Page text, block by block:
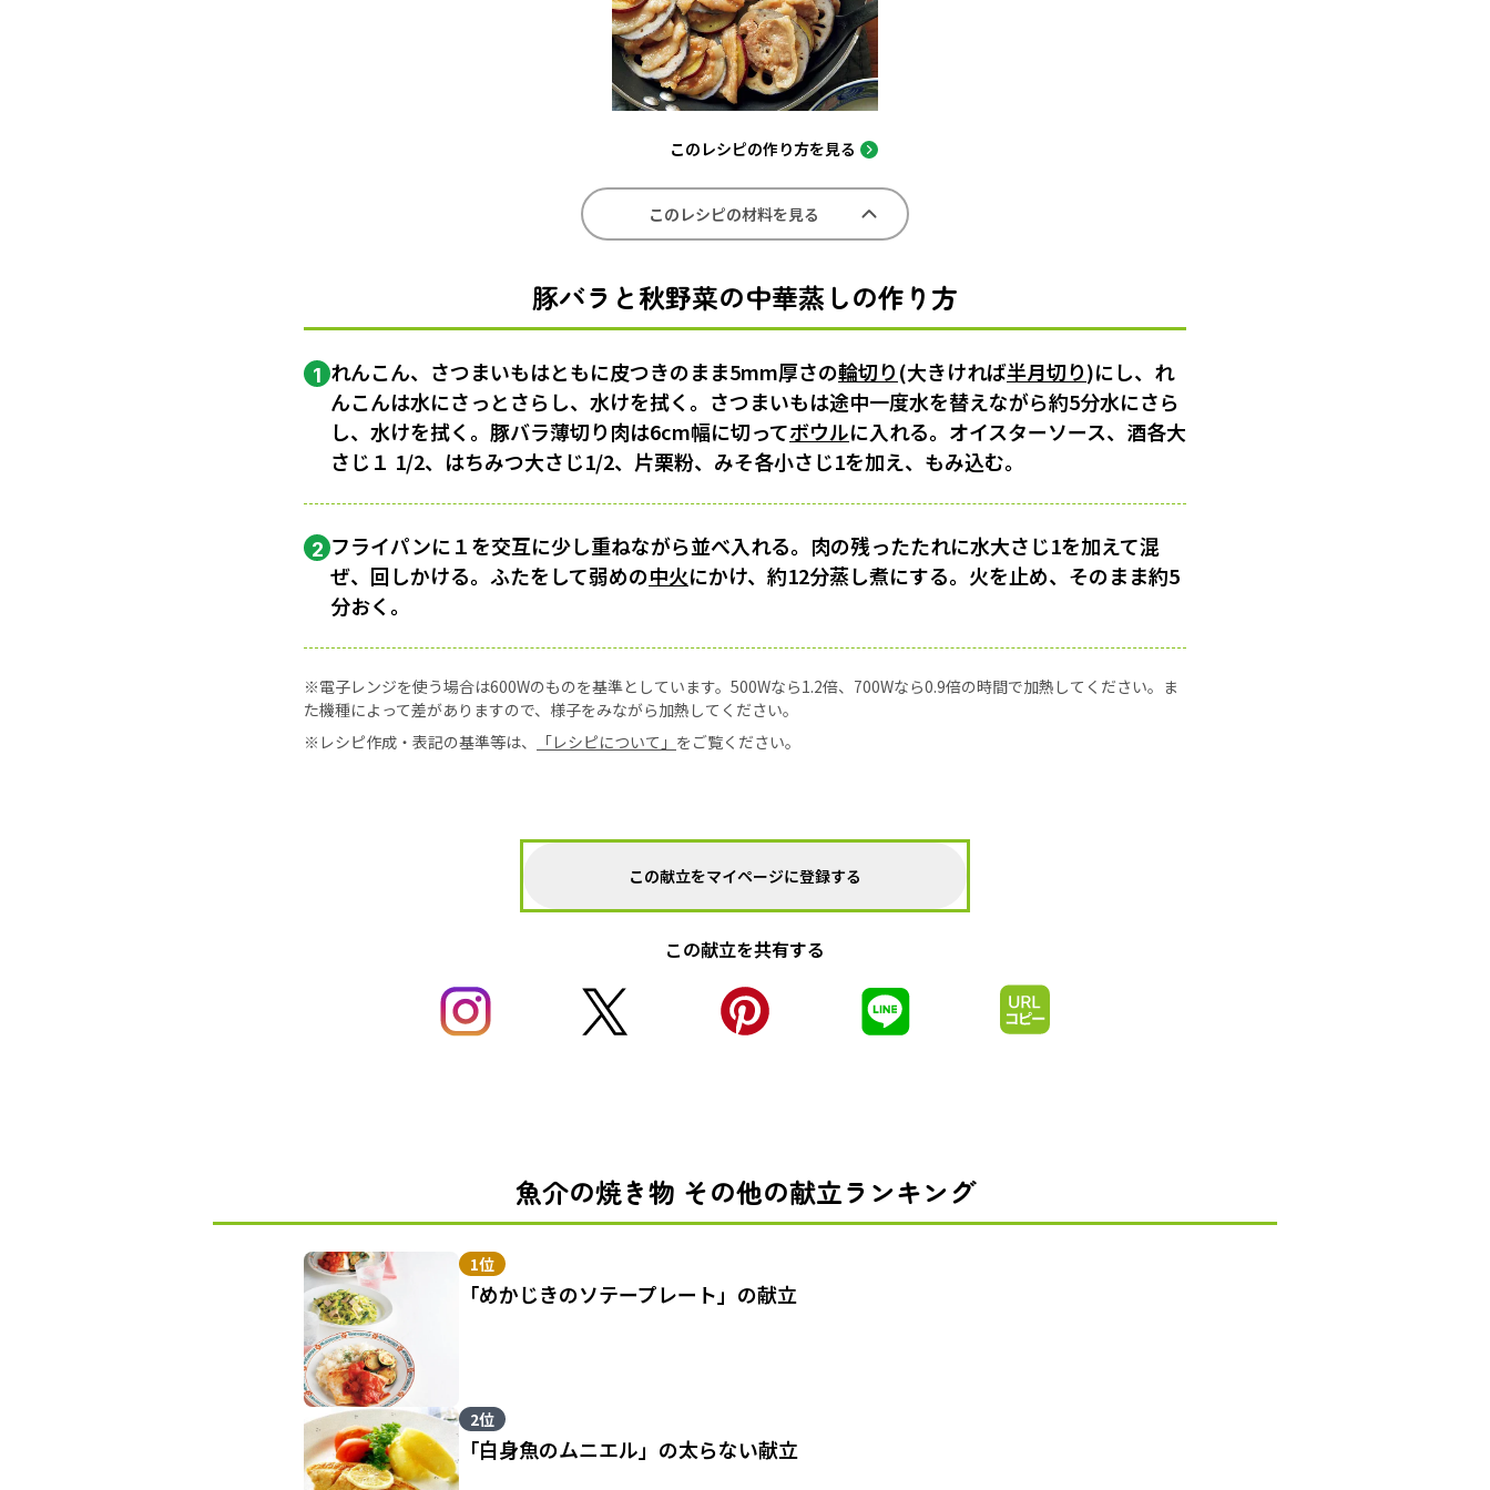
このレシピの作り方を見る
このレシピの材料を見る
豚バラと秋野菜の中華蒸しの作り方
1 れんこん、さつまいもはともに皮つきのまま5mm厚さの輪切り(大きければ半月切り)にし、れ
んこんは水にさっとさらし、水けを拭く。さつまいもは途中一度水を替えながら約5分水にさら
し、水けを拭く。豚バラ薄切り肉は6cm幅に切ってボウルに入れる。オイスターソース、酒各大
さじ１ 1/2、はちみつ大さじ1/2、片栗粉、みそ各小さじ1を加え、もみ込む。
2 フライパンに１を交互に少し重ねながら並べ入れる。肉の残ったたれに水大さじ1を加えて混
ぜ、回しかける。ふたをして弱めの中火にかけ、約12分蒸し煮にする。火を止め、そのまま約5
分おく。
※電子レンジを使う場合は600Wのものを基準としています。500Wなら1.2倍、700Wなら0.9倍の時間で加熱してください。ま
た機種によって差がありますので、様子をみながら加熱してください。
※レシピ作成・表記の基準等は、
「レシピについて」 をご覧ください。
この献立をマイページに登録する
この献立を共有する
魚介の焼き物 その他の献立ランキング
1位
「めかじきのソテープレート」の献立
2位
「白身魚のムニエル」の太らない献立